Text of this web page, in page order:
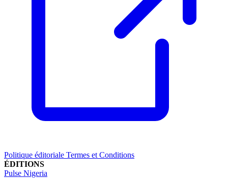
Politique éditoriale Termes et Conditions
ÉDITIONS
Pulse Nigeria